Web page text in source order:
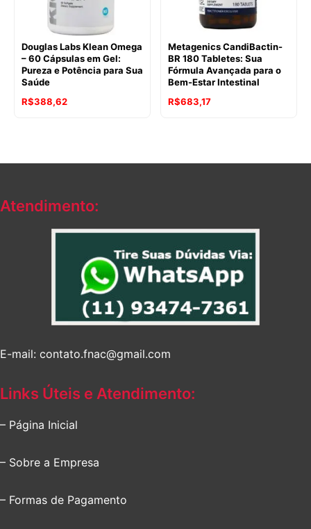
Douglas Labs Klean Omega
– 60 Cápsulas em Gel:
Pureza e Potência para Sua
Saúde
R$388,62
Metagenics CandiBactin-
BR 180 Tabletes: Sua
Fórmula Avançada para o
Bem-Estar Intestinal
R$683,17
Atendimento:
E-mail: contato.fnac@gmail.com
Links Úteis e Atendimento:
– Página Inicial
– Sobre a Empresa
– Formas de Pagamento